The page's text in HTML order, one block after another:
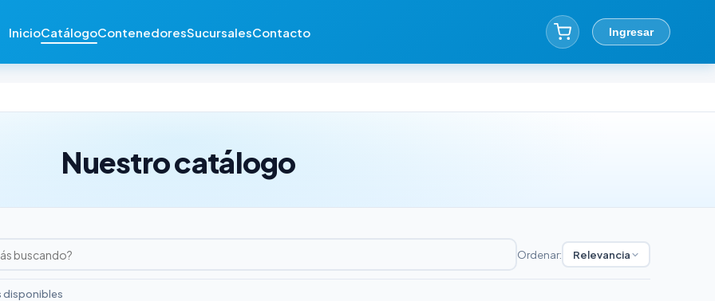
InicioCatálogoContenedoresSucursalesContacto Ingresar
Nuestro catálogo
Ordenar: Relevancia
disponibles